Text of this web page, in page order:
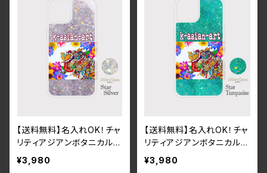
【送料無料】名入れOK！チャ
リティアジアンボタニカル＆
ガネーシャグリッタースマホ
ケース（スターシルバー）iPh
¥3,980
【送料無料】名入れOK！チャ
リティアジアンボタニカル＆
ガネーシャグリッタースマホ
ケース（スターターコイズ）i
¥3,980